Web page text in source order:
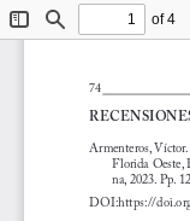
ToggleFind
of 4
74
Armenteros, Víctor.
Florida Oeste,
na, 2023. Pp.
DOI:https://